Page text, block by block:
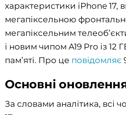
характеристики iPhone 17,
мегапіксельною
мегапіксельним
і новим чипом A19 Pro із 12
пам’яті. Про це повідомляє
Основні
За словами аналітика, всі